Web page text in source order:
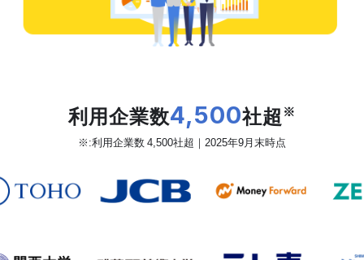
利用企業数4,500社超 ※
※:利用企業数 4,500社超｜2025年9月末時点